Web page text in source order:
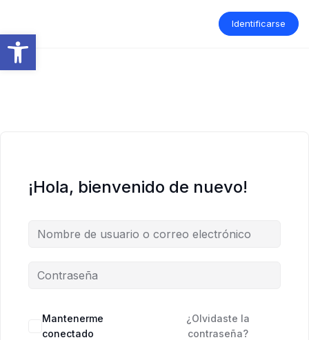
Abrir barra de herramientas
Identificarse
¡Hola, bienvenido de nuevo!
Mantenerme
conectado
¿Olvidaste la
contraseña?